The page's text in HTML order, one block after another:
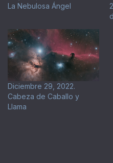
La Nebulosa Ángel
Diciembre 29, 2022.
Cabeza de Caballo y
Llama